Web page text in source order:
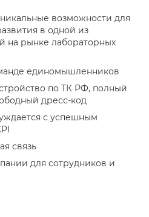
возможности для
в одной из
на рынке лабораторных
единомышленников
по ТК РФ, полный
дресс-код
с успешным
связь
для сотрудников и